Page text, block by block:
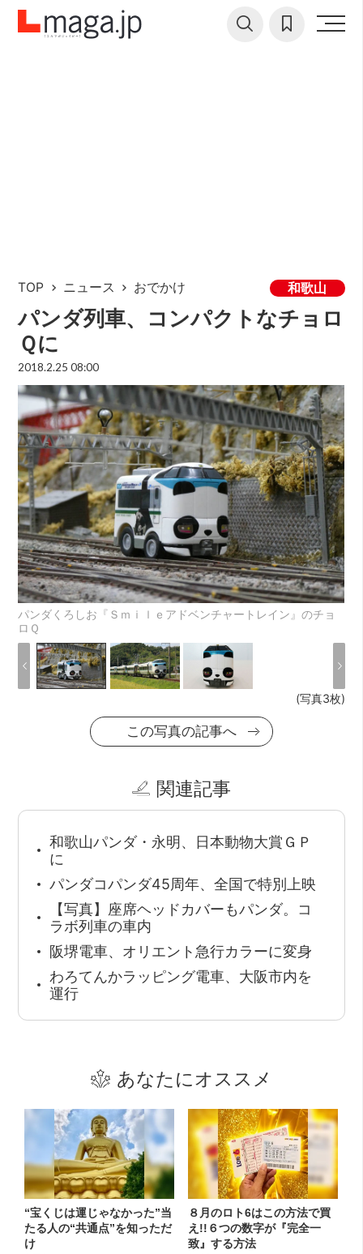
TOP ニュース おでかけ 和歌山
パンダ列車、コンパクトなチョロ
Ｑに
2018.2.25 08:00
パンダくろしお『Ｓｍｉｌｅアドベンチャートレイン』のチョ
ロＱ
(写真3枚)
この写真の記事へ
関連記事
和歌山パンダ・永明、日本動物大賞ＧＰ
に
パンダコパンダ45周年、全国で特別上映
【写真】座席ヘッドカバーもパンダ。コ
ラボ列車の車内
阪堺電車、オリエント急行カラーに変身
わろてんかラッピング電車、大阪市内を
運行
あなたにオススメ
“宝くじは運じゃなかった”当
たる人の“共通点”を知っただ
け
８月のロト6はこの方法で買
え!!６つの数字が『完全一
致』する方法